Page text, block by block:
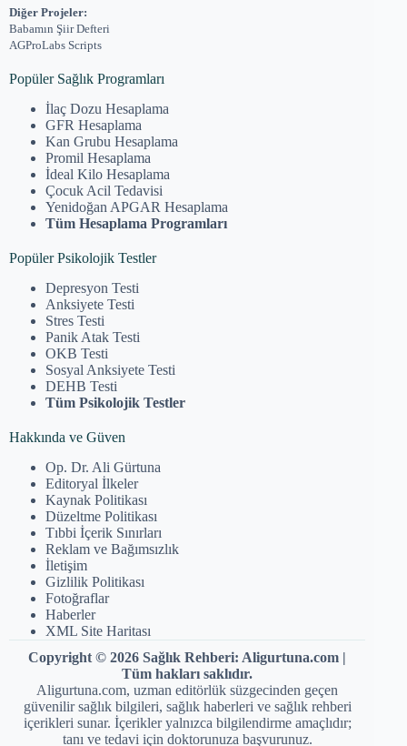
Diğer Projeler:
Babamın Şiir Defteri
AGProLabs Scripts
Popüler Sağlık Programları
İlaç Dozu Hesaplama
GFR Hesaplama
Kan Grubu Hesaplama
Promil Hesaplama
İdeal Kilo Hesaplama
Çocuk Acil Tedavisi
Yenidoğan APGAR Hesaplama
Tüm Hesaplama Programları
Popüler Psikolojik Testler
Depresyon Testi
Anksiyete Testi
Stres Testi
Panik Atak Testi
OKB Testi
Sosyal Anksiyete Testi
DEHB Testi
Tüm Psikolojik Testler
Hakkında ve Güven
Op. Dr. Ali Gürtuna
Editoryal İlkeler
Kaynak Politikası
Düzeltme Politikası
Tıbbi İçerik Sınırları
Reklam ve Bağımsızlık
İletişim
Gizlilik Politikası
Fotoğraflar
Haberler
XML Site Haritası
Copyright © 2026 Sağlık Rehberi: Aligurtuna.com |
Tüm hakları saklıdır.
Aligurtuna.com, uzman editörlük süzgecinden geçen
güvenilir sağlık bilgileri, sağlık haberleri ve sağlık rehberi
içerikleri sunar. İçerikler yalnızca bilgilendirme amaçlıdır;
tanı ve tedavi için doktorunuza başvurunuz.